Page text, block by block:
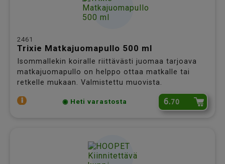
2461
Trixie Matkajuomapullo 500 ml
Isommallekin koiralle riittävästi juomaa tarjoava
matkajuomapullo on helppo ottaa matkalle tai
retkelle mukaan. Valmistettu muovista.
◉ Heti varastosta 6.70